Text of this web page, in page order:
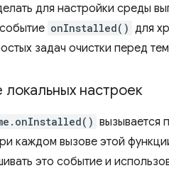
для настройки среды
onInstalled() для
задач очистки перед
настроек
вызывается
каждом вызове этой
это событие и